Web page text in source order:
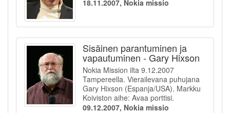
18.11.2007, Nokia missio
Sisäinen parantuminen ja
vapautuminen - Gary Hixson
Nokia Mission ilta 9.12.2007
Tampereella. Vierailevana puhujana
Gary Hixson (Espanja/USA). Markku
Koiviston aihe: Avaa porttisi.
09.12.2007, Nokia missio